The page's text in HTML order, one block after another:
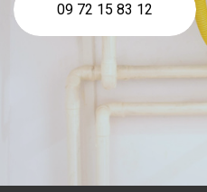
09 72 15 83 12